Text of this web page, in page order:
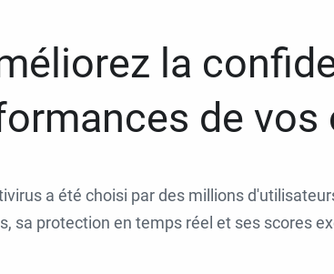
la
de
a été choisi par des millions
sa protection en temps réel et ses scores